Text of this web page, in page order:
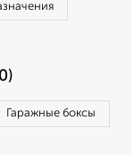
Гаражные боксы